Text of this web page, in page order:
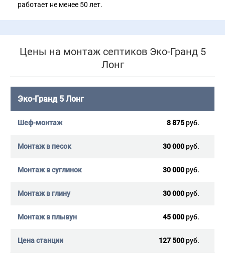
работает не менее 50 лет.
Цены на монтаж септиков Эко-Гранд 5
Лонг
Эко-Гранд 5 Лонг
8 875руб.
30 000руб.
30 000руб.
30 000руб.
45 000руб.
127 500руб.